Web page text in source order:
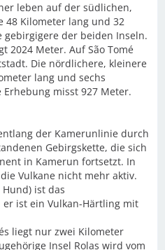
leben auf der südlichen,
48 Kilometer lang und 32
der beiden Inseln.
2024 Meter. Auf São Tomé
Die nördlichere, kleinere
lang und sechs
misst 927 Meter.
der Kamerunlinie durch
Gebirgskette, die sich
in Kamerun fortsetzt. In
Vulkane nicht mehr aktiv.
Hund) ist das
ist ein Vulkan-Härtling mit
liegt nur zwei Kilometer
Insel Rolas wird vom